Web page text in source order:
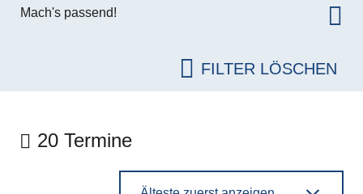
Mach's passend!
FILTER LÖSCHEN
20 Termine